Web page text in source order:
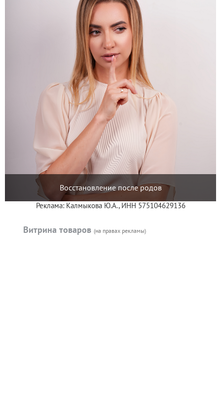
Восстановление после родов
Реклама: Калмыкова Ю.А., ИНН 575104629136
Витрина товаров (на правах рекламы)